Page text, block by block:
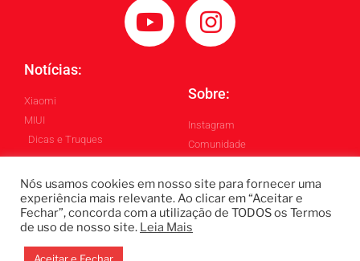
Notícias:
Xiaomi
MIUI
Dicas e Truques
Sobre:
Instagram
Comunidade
Todos os Direitos Reservados ©
Blintech - Lukas Blindado
Nós usamos cookies em nosso site para fornecer uma
experiência mais relevante. Ao clicar em “Aceitar e
Fechar”, concorda com a utilização de TODOS os Termos
de uso de nosso site. Leia Mais